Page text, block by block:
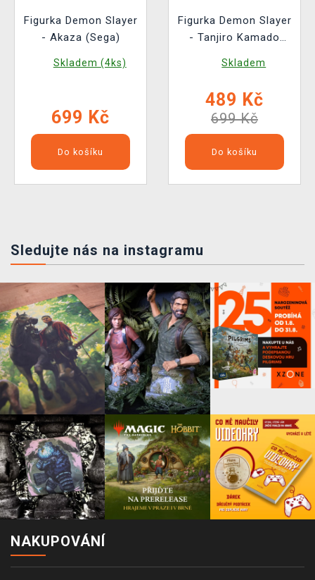
Figurka Demon Slayer
- Akaza (Sega)
Skladem (4ks)
699 Kč
Do košíku
Figurka Demon Slayer
- Tanjiro Kamado
Arc (Sega)
Skladem
489 Kč
699 Kč
Do košíku
Sledujte nás na instagramu
NAKUPOVÁNÍ